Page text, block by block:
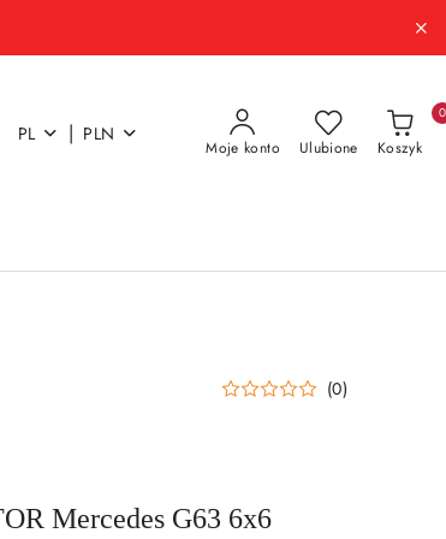
PL | PLN
Moje konto Ulubione Koszyk
0
(0)
Mercedes G63 6x6